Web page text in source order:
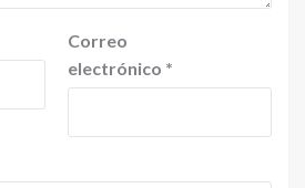
Correo
electrónico *